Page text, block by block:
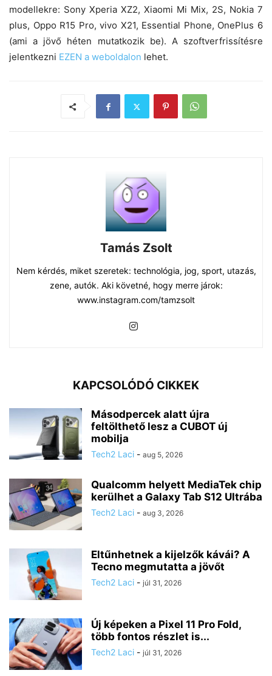
modellekre: Sony Xperia XZ2, Xiaomi Mi Mix, 2S, Nokia 7
plus, Oppo R15 Pro, vivo X21, Essential Phone, OnePlus 6
(ami a jövő héten mutatkozik be). A szoftverfrissítésre
jelentkezni EZEN a weboldalon lehet.
Tamás Zsolt
Nem kérdés, miket szeretek: technológia, jog, sport, utazás,
zene, autók. Aki követné, hogy merre járok:
www.instagram.com/tamzsolt
KAPCSOLÓDÓ CIKKEK
Másodpercek alatt újra
feltölthető lesz a CUBOT új
mobilja
Tech2 Laci - aug 5, 2026
Qualcomm helyett MediaTek chip
kerülhet a Galaxy Tab S12 Ultrába
Tech2 Laci - aug 3, 2026
Eltűnhetnek a kijelzők kávái? A
Tecno megmutatta a jövőt
Tech2 Laci - júl 31, 2026
Új képeken a Pixel 11 Pro Fold,
több fontos részlet is...
Tech2 Laci - júl 31, 2026